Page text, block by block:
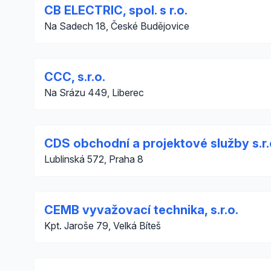
CB ELECTRIC, spol. s r.o.
Na Sadech 18, České Budějovice
CCC, s.r.o.
Na Srázu 449, Liberec
CDS obchodní a projektové služby
Lublinská 572, Praha 8
CEMB vyvažovací technika, s.r.o.
Kpt. Jaroše 79, Velká Bíteš